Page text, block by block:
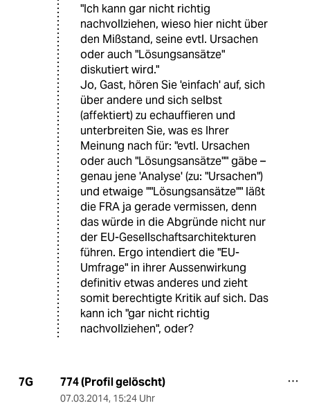
"Ich kann gar nicht richtig
nachvollziehen, wieso hier nicht über
den Mißstand, seine evtl. Ursachen
oder auch "Lösungsansätze"
diskutiert wird."
Jo, Gast, hören Sie 'einfach' auf, sich
über andere und sich selbst
(affektiert) zu echauffieren und
unterbreiten Sie, was es Ihrer
Meinung nach für: "evtl. Ursachen
oder auch "Lösungsansätze"" gäbe –
genau jene 'Analyse' (zu: "Ursachen")
und etwaige ""Lösungsansätze"" läßt
die FRA ja gerade vermissen, denn
das würde in die Abgründe nicht nur
der EU-Gesellschaftsarchitekturen
führen. Ergo intendiert die "EU-
Umfrage" in ihrer Aussenwirkung
definitiv etwas anderes und zieht
somit berechtigte Kritik auf sich. Das
kann ich "gar nicht richtig
nachvollziehen", oder?
7G 774 (Profil gelöscht)
07.03.2014, 15:24 Uhr